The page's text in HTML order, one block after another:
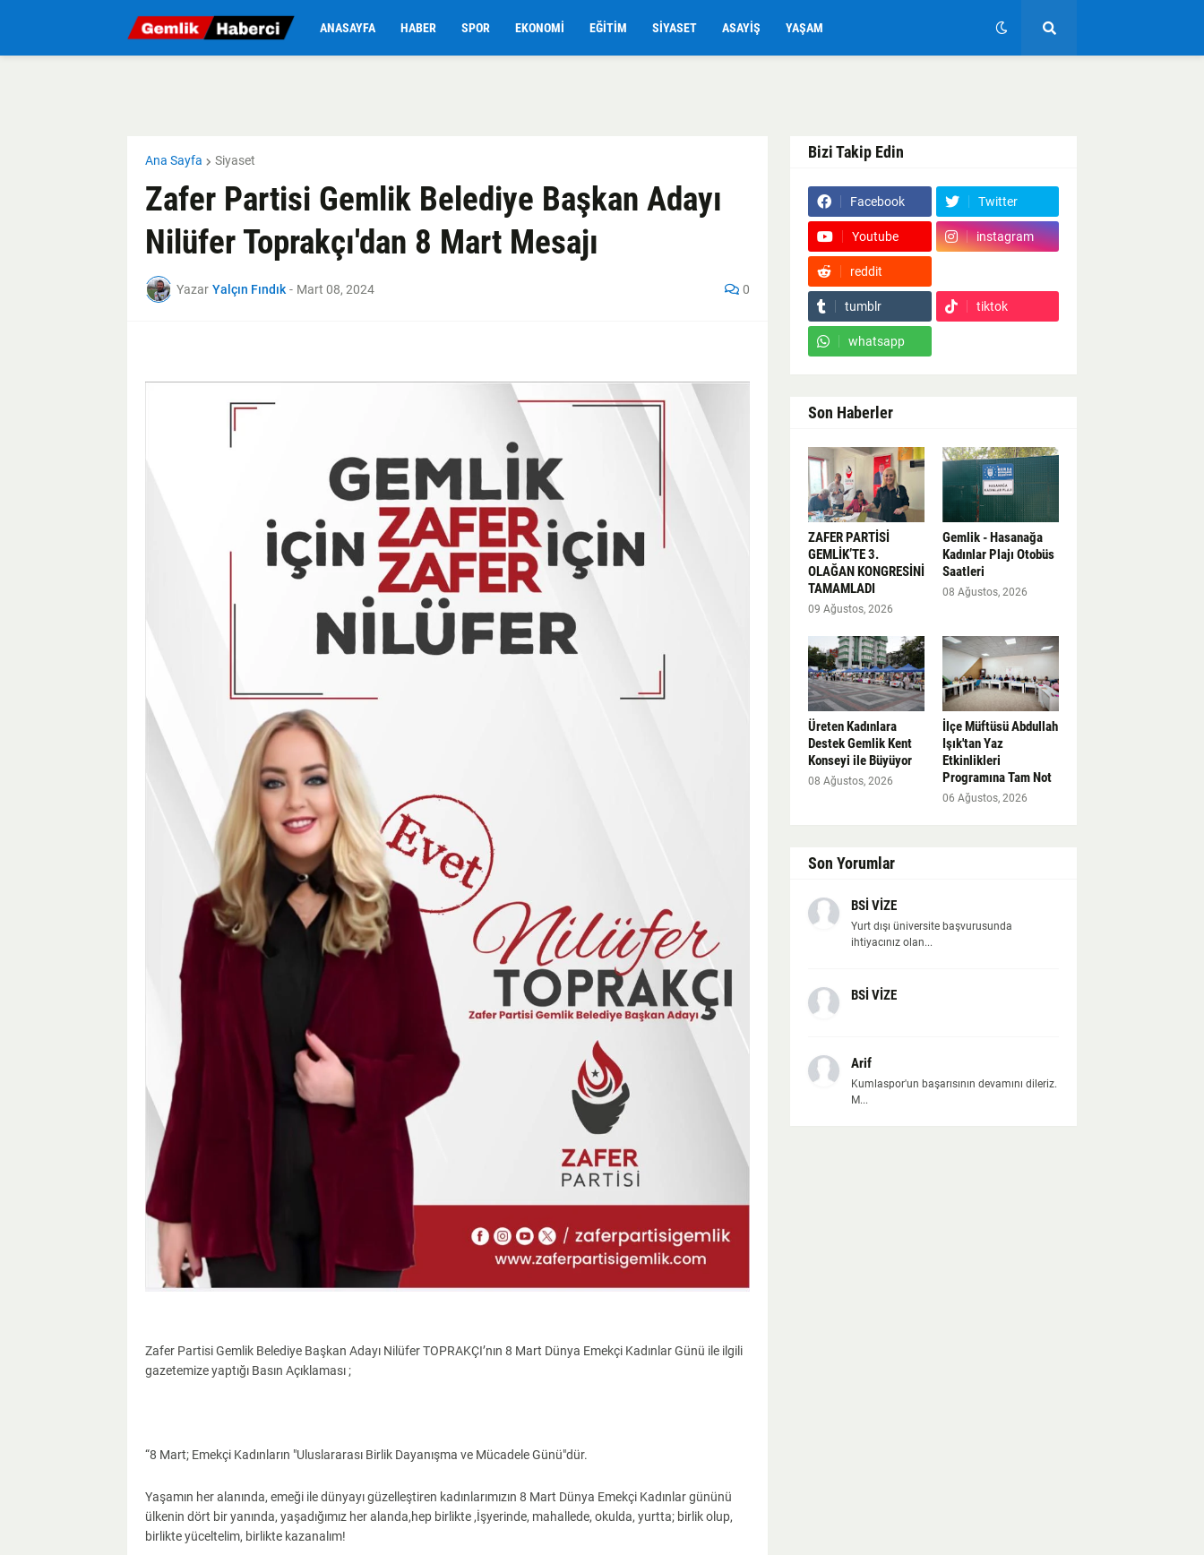
ANASAYFA HABER SPOR EKONOMI EĞITIM SIYASET ASAYIŞ YAŞAM
Ana Sayfa Siyaset
Zafer Partisi Gemlik Belediye Başkan Adayı
Nilüfer Toprakçı'dan 8 Mart Mesajı
Yazar Yalçın Fındık - Mart 08, 2024 0
Zafer Partisi Gemlik Belediye Başkan Adayı Nilüfer TOPRAKÇI’nın 8 Mart Dünya Emekçi Kadınlar Günü ile ilgili
gazetemize yaptığı Basın Açıklaması ;
“8 Mart; Emekçi Kadınların "Uluslararası Birlik Dayanışma ve Mücadele Günü"dür.
Yaşamın her alanında, emeği ile dünyayı güzelleştiren kadınlarımızın 8 Mart Dünya Emekçi Kadınlar gününü
ülkenin dört bir yanında, yaşadığımız her alanda,hep birlikte ,İşyerinde, mahallede, okulda, yurtta; birlik olup,
birlikte yüceltelim, birlikte kazanalım!
Bizi Takip Edin
Facebook Twitter
Youtube instagram
reddit
tumblr tiktok
whatsapp
Son Haberler
ZAFER PARTİSİ
GEMLİK’TE 3.
OLAĞAN KONGRESİNİ
TAMAMLADI
09 Ağustos, 2026
Gemlik - Hasanağa
Kadınlar Plajı Otobüs
Saatleri
08 Ağustos, 2026
Üreten Kadınlara
Destek Gemlik Kent
Konseyi ile Büyüyor
08 Ağustos, 2026
İlçe Müftüsü Abdullah
Işık'tan Yaz
Etkinlikleri
Programına Tam Not
06 Ağustos, 2026
Son Yorumlar
BSİ VİZE
Yurt dışı üniversite başvurusunda
ihtiyacınız olan...
BSİ VİZE
Arif
Kumlaspor'un başarısının devamını dileriz.
M...